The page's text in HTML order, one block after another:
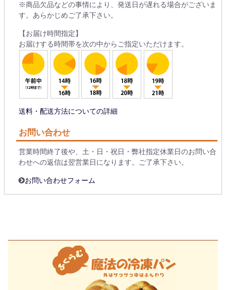
※商品欠品などの事情により、発送日が遅れる場合がございま
す。あらかじめご了承下さい。
【お届け時間指定】
お届けする時間帯を次の中からご指定いただけます。
送料・配送方法についての詳細
お問い合わせ
営業時間終了後や、土・日・祝日・弊社指定休業日のお問い合
わせへの返信は翌営業日になります。ご了承下さい。
お問い合わせフォーム